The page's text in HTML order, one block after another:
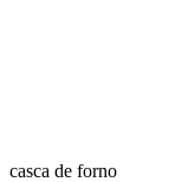
casca de forno